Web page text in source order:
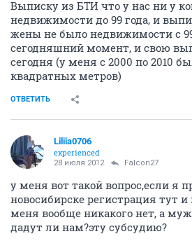
Выписку из БТИ что у нас ни у
недвижимости до 99 года, и
жены не было недвижимости с
сегодняшний момент, и свою
сегодня (у меня с 2000 по 2010
квадратных метров)
ОТВЕТИТЬ
Liliia0706
experienced
28 июля 2012 Falcon27
у меня вот такой вопрос,если я
новосибирске регистрация тут
меня вообще никакого нет, а муж
дадут ли нам?эту субсудию?